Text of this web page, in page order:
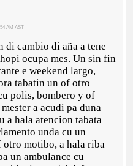
AM AST
di cambio di aña a tene
ocupa mes. Un sin fin
e weekend largo,
tabatin un of otro
polis, bombero y of
a acudi pa duna
a hala atencion tabata
unda cu un
motibo, a hala riba
un ambulance cu